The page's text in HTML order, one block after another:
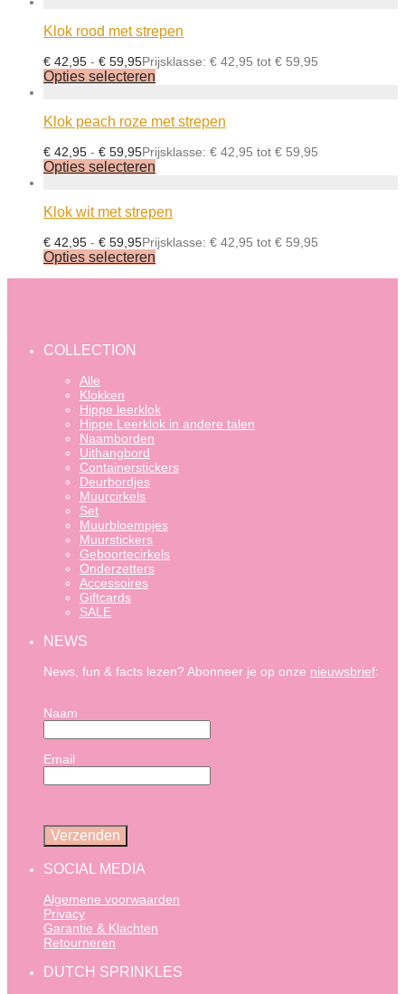
Klok rood met strepen
€ 42,95 - € 59,95Prijsklasse: € 42,95 tot € 59,95
Opties selecteren
Klok peach roze met strepen
€ 42,95 - € 59,95Prijsklasse: € 42,95 tot € 59,95
Opties selecteren
Klok wit met strepen
€ 42,95 - € 59,95Prijsklasse: € 42,95 tot € 59,95
Opties selecteren
COLLECTION
Alle
Klokken
Hippe leerklok
Hippe Leerklok in andere talen
Naamborden
Uithangbord
Containerstickers
Deurbordjes
Muurcirkels
Set
Muurbloempjes
Muurstickers
Geboortecirkels
Onderzetters
Accessoires
Giftcards
SALE
NEWS
News, fun & facts lezen? Abonneer je op onze nieuwsbrief:
Naam
Email
SOCIAL MEDIA
Algemene voorwaarden
Privacy
Garantie & Klachten
Retourneren
DUTCH SPRINKLES